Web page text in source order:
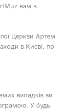
вам в
Церкви Артем
в Києві, по
випадків ви
У будь